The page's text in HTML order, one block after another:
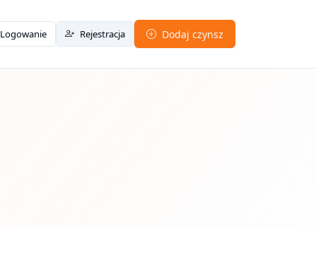
Logowanie Rejestracja Dodaj czynsz